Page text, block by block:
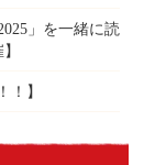
」を一緒に読
！】